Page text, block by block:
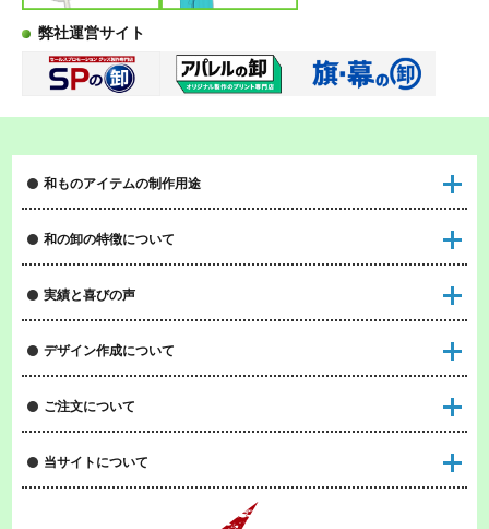
弊社運営サイト
和ものアイテムの制作用途
和の卸の特徴について
実績と喜びの声
デザイン作成について
ご注文について
当サイトについて